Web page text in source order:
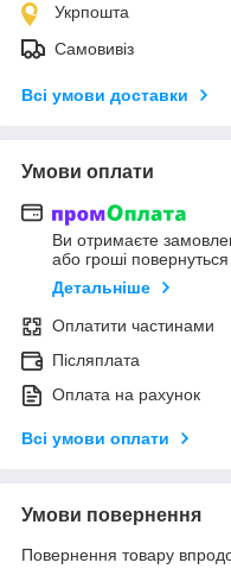
Укрпошта
Самовивіз
Всі умови доставки
Умови оплати
Ви отримаєте
або гроші
Детальніше
Оплатити частинами
Післяплата
Оплата на рахунок
Всі умови оплати
Умови повернення
Повернення товару